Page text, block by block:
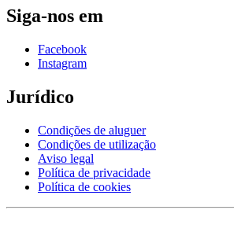
Siga-nos em
Facebook
Instagram
Jurídico
Condições de aluguer
Condições de utilização
Aviso legal
Política de privacidade
Política de cookies